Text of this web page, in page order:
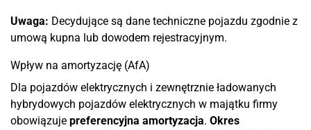
Uwaga: Decydujące są dane techniczne pojazdu zgodnie z
umową kupna lub dowodem rejestracyjnym.
Wpływ na amortyzację (AfA)
Dla pojazdów elektrycznych i zewnętrznie ładowanych
hybrydowych pojazdów elektrycznych w majątku firmy
obowiązuje preferencyjna amortyzacja. Okres